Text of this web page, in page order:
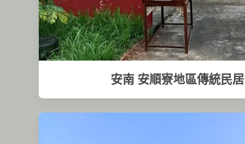
安南 安順寮地區傳統民居